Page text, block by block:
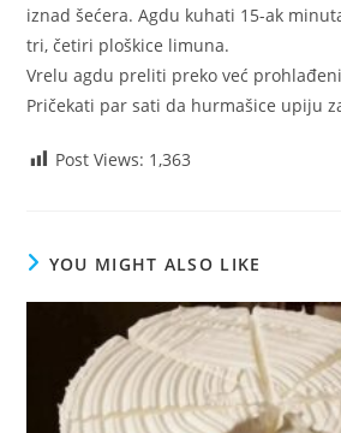
iznad šećera. Agdu kuhati 15-ak
tri, četiri ploškice limuna.
Vrelu agdu preliti preko već
Pričekati par sati da hurmašice upiju
Post Views: 1,363
YOU MIGHT ALSO LIKE